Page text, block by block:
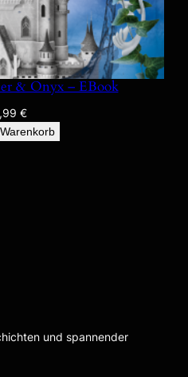
& Onyx – EBook
€
und spannender